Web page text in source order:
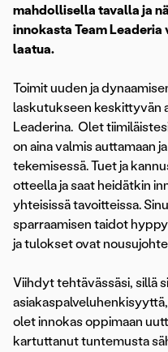
mahdollisella tavalla ja
innokasta Team
laatua.
Toimit uuden ja
laskutukseen keskittyvän
Leaderina. Olet
on aina valmis auttamaan
tekemisessä. Tuet ja
otteella ja saat heidätkin
yhteisissä tavoitteissa.
sparraamisen taidot
ja tulokset ovat
Viihdyt tehtävässäsi, sillä
olet innokas oppimaan
kartuttanut tuntemusta